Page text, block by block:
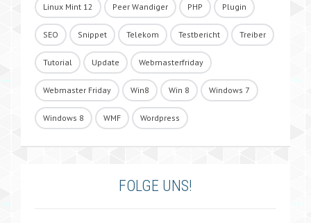
Linux Mint 12 Peer Wandiger PHP Plugin
SEO Snippet Telekom Testbericht Treiber
Tutorial Update Webmasterfriday
Webmaster Friday Win8 Win 8 Windows 7
Windows 8 WMF Wordpress
FOLGE UNS!